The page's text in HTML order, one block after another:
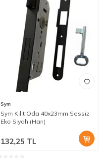
Sym
Sym Kilit Oda 40x23mm Sessiz
Eko Siyah (Han)
132,25 TL